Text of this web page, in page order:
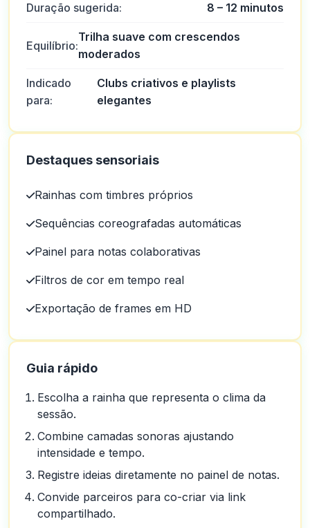
Duração sugerida: 8 – 12 minutos
Equilíbrio:
Trilha suave com crescendos
moderados
Indicado
para:
Clubs criativos e playlists
elegantes
Destaques sensoriais
Rainhas com timbres próprios
Sequências coreografadas automáticas
Painel para notas colaborativas
Filtros de cor em tempo real
Exportação de frames em HD
Guia rápido
Escolha a rainha que representa o clima da
sessão.
Combine camadas sonoras ajustando
intensidade e tempo.
Registre ideias diretamente no painel de notas.
Convide parceiros para co-criar via link
compartilhado.